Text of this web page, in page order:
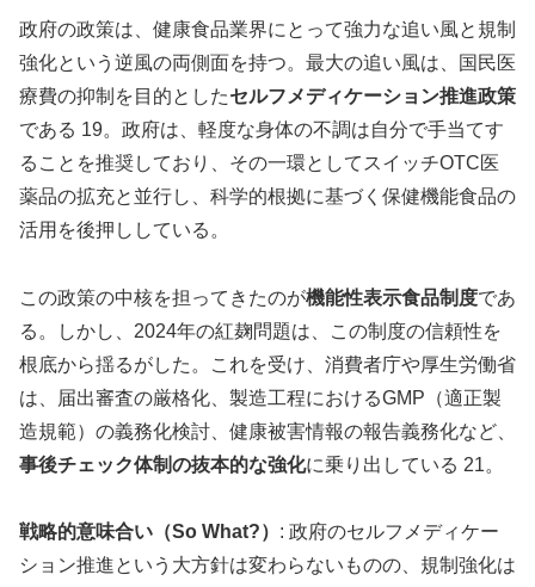
政府の政策は、健康食品業界にとって強力な追い風と規制
強化という逆風の両側面を持つ。最大の追い風は、国民医
療費の抑制を目的としたセルフメディケーション推進政策
である 19。政府は、軽度な身体の不調は自分で手当てす
ることを推奨しており、その一環としてスイッチOTC医
薬品の拡充と並行し、科学的根拠に基づく保健機能食品の
活用を後押ししている。
この政策の中核を担ってきたのが機能性表示食品制度であ
る。しかし、2024年の紅麹問題は、この制度の信頼性を
根底から揺るがした。これを受け、消費者庁や厚生労働省
は、届出審査の厳格化、製造工程におけるGMP（適正製
造規範）の義務化検討、健康被害情報の報告義務化など、
事後チェック体制の抜本的な強化に乗り出している 21。
戦略的意味合い（So What?） : 政府のセルフメディケー
ション推進という大方針は変わらないものの、規制強化は